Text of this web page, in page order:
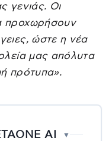
γενιάς. Οι
προχωρήσουν
ώστε η νέα
μας απόλυτα
πρότυπα».
AI ▼